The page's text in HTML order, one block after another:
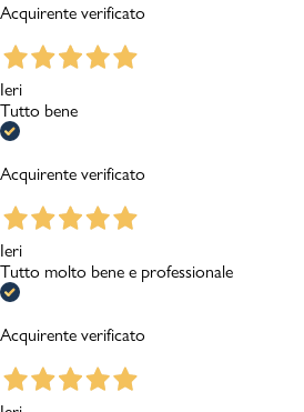
Acquirente verificato
Ieri
Tutto bene
Acquirente verificato
Ieri
Tutto molto bene e professionale
Acquirente verificato